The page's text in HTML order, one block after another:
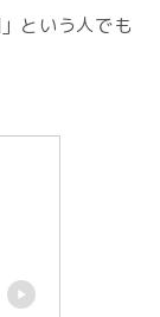
という人でも